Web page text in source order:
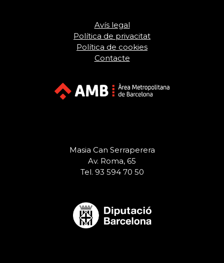
Avís legal
Política de privacitat
Política de cookies
Contacte
Masia Can Serraperera
Av. Roma, 65
Tel. 93 594 70 50